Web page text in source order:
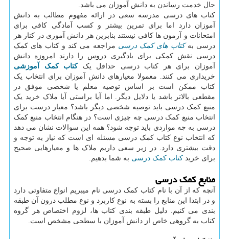
حال خدمت رساندن به دانش آموزان می باشد.
کتاب های درسی مدرسه سعی در ارائه مفهوم مطالب به دانش
آموزان دارد اما برای تمرین بیشتر و کسب آمادگی کافی برای
امتحانات و آزمون ها کافی نیستند بنابرین هر دانش آموزی در کنار هر
درسی بهکتاب های کمک درسی مراجعه می کند و کتاب های کمک
درسی نقش کمکی برای یادگیری دروس را دارند امروزه دانش
آموزان برای هر کتاب درسی حداقل یککتاب کمک آموزشی
خریداری می کنند. معمولا معیارهای دانش آموزان برای انتخاب یک
کتاب ممکن است بر اساس توصیه معلم یا شخصی موفق در
مقطعی بالاتر باشد یا دلایل دیگر. اما آیا براستی آیا ملاک خرید یک
منبع کمک درسی باید توصیه شخصی دیگر باشد؟ معیار درست برای
انتخاب منبع کمک درسی چه چیزی است؟ در هنگام انتخاب منبع کمک
درسی به چه مواردی باید توجه شود؟ همه این سوالات نشان می دهد
که انتخاب نوع کتاب کمک درسی مسئله ای است که نیاز به توجه و
دقت بیشتری دارد. در زیر سعی داریم ملاک ها و معیارهایی صحیح
برای خرید کتاب کمک درسی به شما بدهیم.
منابع کمک درسی
آنچه که از آن با نام کتاب کمک درسی نام میبریم انواع متفاوتی دارد
و در ابتدا این منابع را بسته به نوع کاربرد و نوع مطلب درون آن طبقه
بندی می کنیم. دلیل طبقه بندی کتاب ها، لزوم اختصاص هر گروه
کتاب به گروهی خاص از دانش آموزان با سطحی مشخص است.